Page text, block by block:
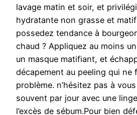
lavage matin et soir, et
hydratante non grasse et
possedez tendance à
chaud ? Appliquez au moins
un masque matifiant, et
décapement au peeling qui ne
problème. n’hésitez pas à
souvent par jour avec une
l’excès de sébum.Pour bien